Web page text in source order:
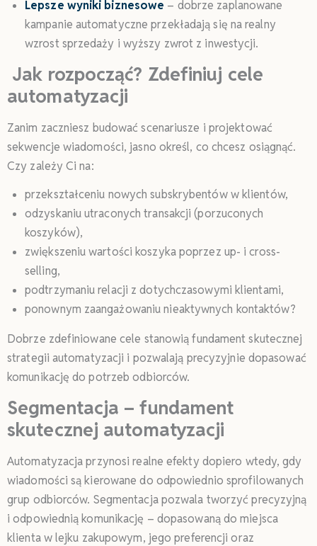
Lepsze wyniki biznesowe – dobrze zaplanowane
kampanie automatyczne przekładają się na realny
wzrost sprzedaży i wyższy zwrot z inwestycji.
Jak rozpocząć? Zdefiniuj cele
automatyzacji
Zanim zaczniesz budować scenariusze i projektować
sekwencje wiadomości, jasno określ, co chcesz osiągnąć.
Czy zależy Ci na:
przekształceniu nowych subskrybentów w klientów,
odzyskaniu utraconych transakcji (porzuconych
koszyków),
zwiększeniu wartości koszyka poprzez up- i cross-
selling,
podtrzymaniu relacji z dotychczasowymi klientami,
ponownym zaangażowaniu nieaktywnych kontaktów?
Dobrze zdefiniowane cele stanowią fundament skutecznej
strategii automatyzacji i pozwalają precyzyjnie dopasować
komunikację do potrzeb odbiorców.
Segmentacja – fundament
skutecznej automatyzacji
Automatyzacja przynosi realne efekty dopiero wtedy, gdy
wiadomości są kierowane do odpowiednio sprofilowanych
grup odbiorców. Segmentacja pozwala tworzyć precyzyjną
i odpowiednią komunikację – dopasowaną do miejsca
klienta w lejku zakupowym, jego preferencji oraz